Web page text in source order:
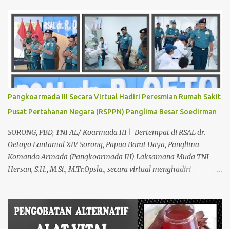
Prakteknya Yang sudah menyebar diseluruh daerah di Indonesia
Sangat Dibutuhkan di Mata Warga Membuat Pengobatan
Keperkasaan Pria, H. Abdul Azis sangat direkomendasikan. ANDA
INGIN MENCARI PENGOBATAN KEPERKASAAN Paling Ampuh Di
Kota Terdekat Di Mataram,? Kami Solusinya Jituh Ampuh , Tepat
Serta Dengan Waktu Yang Cepat Untuk Menyembuhkan Berbagai
keluhan Alat Vital Yang Anda Derita Atau Kurang Percaya Diri.
Pilih Salah Satu Keahlian Nya Sebab Pengobatan TRADISIONAL
Kami Memberikan Solusi Untuk Keharmonisan Rumah Tangga
Yang Benar-benar Manjur Khasiatnya, Dan Bertanggung Jawab
Serta Bergaransi.? Kali ini, H. Abdul Azis Hadir Di Pro...
Pangkoarmada III Secara Virtual Hadiri Peresmian Rumah Sakit
Pusat Pertahanan Negara (RSPPN) Panglima Besar Soedirman
SORONG, PBD, TNI AL/ Koarmada III | Bertempat di RSAL dr.
Oetoyo Lantamal XIV Sorong, Papua Barat Daya, Panglima
Komando Armada (Pangkoarmada III) Laksamana Muda TNI
Hersan, S.H., M.Si., M.Tr.Opsla., secara virtual menghadiri
tersebar di seluruh Indonesia, oleh Presiden Republik Indonesia Ir.
H. Jokowi Widodo yang didampingi Menteri Pertahanan RI